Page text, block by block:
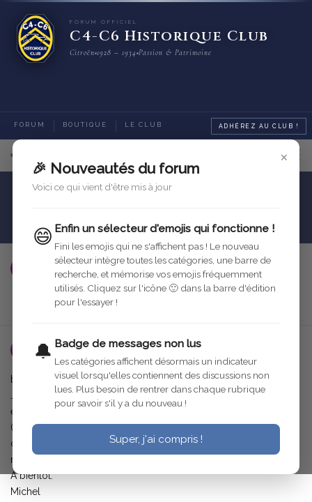
FORUM OFFICIEL
C4-C6 Historique Club
Citroën 1928 – 1934 Passion & Patrimoine
FORUM BOUTIQUE LE CLUB ADHÉREZ AU CLUB !
×
🎉 Nouveautés du forum
Voici ce qui vient d'être mis à jour
😄 Enfin un sélecteur d'emojis qui fonctionne !
Fini les emojis qui ne s'affichent pas ! Le nouveau
sélecteur intègre toutes les catégories, une barre de
recherche, et mémorise vos emojis fréquemment
utilisés. Cliquez sur l'icône 🙂 dans la barre d'édition
pour l'essayer !
🔔 Badge de messages non lus
Les catégories affichent désormais un indicateur
visuel lorsqu'elles contiennent des discussions non
lues. Plus besoin de rentrer dans chaque rubrique
pour savoir s'il y a du nouveau !
Super, j'ai compris !
Carrosserie Sellerie et Intérieur
Chieyssal Michel 25 août 2005 Modifié
Chieyssal Michel 25 août 2005
bonjour à tous :)
Je recherche du tissu pour ma C4, je dois refaire tous le sièges
et les garnitures, doit ont prendre du tissu de chez DEPANOTO
(grosse fortune au M2) :?: ou prendre du tissu en coton ou laine
de bonne qualité.
merci de vos réponse
A bientôt.
Michel